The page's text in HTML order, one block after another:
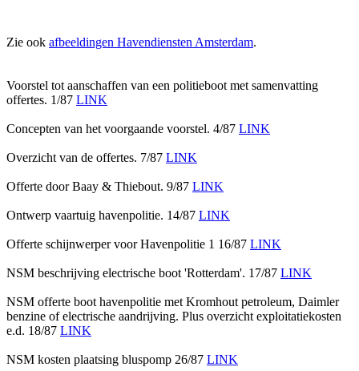
Zie ook afbeeldingen Havendiensten Amsterdam.
Voorstel tot aanschaffen van een politieboot met samenvatting
offertes. 1/87 LINK
Concepten van het voorgaande voorstel. 4/87 LINK
Overzicht van de offertes. 7/87 LINK
Offerte door Baay & Thiebout. 9/87 LINK
Ontwerp vaartuig havenpolitie. 14/87 LINK
Offerte schijnwerper voor Havenpolitie 1 16/87 LINK
NSM beschrijving electrische boot 'Rotterdam'. 17/87 LINK
NSM offerte boot havenpolitie met Kromhout petroleum, Daimler
benzine of electrische aandrijving. Plus overzicht exploitatiekosten
e.d. 18/87 LINK
NSM kosten plaatsing bluspomp 26/87 LINK